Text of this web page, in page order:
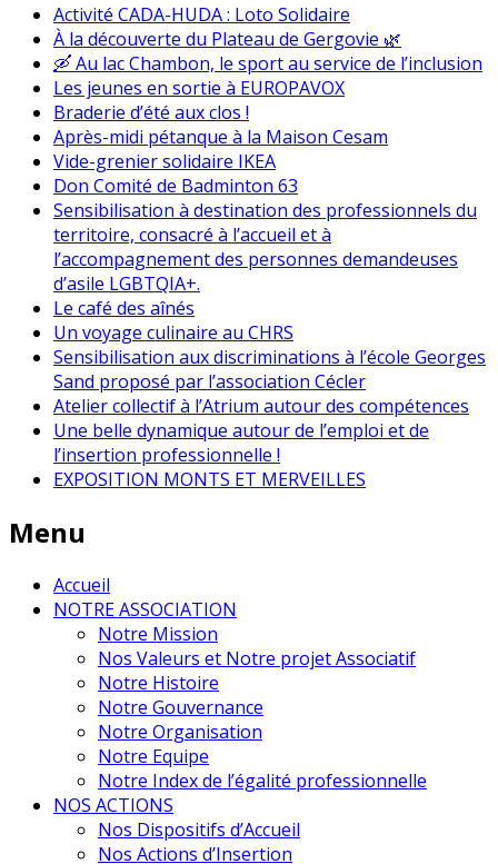
Activité CADA-HUDA : Loto Solidaire
À la découverte du Plateau de Gergovie 🌿
🛶 Au lac Chambon, le sport au service de l’inclusion
Les jeunes en sortie à EUROPAVOX
Braderie d’été aux clos !
Après-midi pétanque à la Maison Cesam
Vide-grenier solidaire IKEA
Don Comité de Badminton 63
Sensibilisation à destination des professionnels du
territoire, consacré à l’accueil et à
l’accompagnement des personnes demandeuses
d’asile LGBTQIA+.
Le café des aînés
Un voyage culinaire au CHRS
Sensibilisation aux discriminations à l’école Georges
Sand proposé par l’association Cécler
Atelier collectif à l’Atrium autour des compétences
Une belle dynamique autour de l’emploi et de
l’insertion professionnelle !
EXPOSITION MONTS ET MERVEILLES
Menu
Accueil
NOTRE ASSOCIATION
Notre Mission
Nos Valeurs et Notre projet Associatif
Notre Histoire
Notre Gouvernance
Notre Organisation
Notre Equipe
Notre Index de l’égalité professionnelle
NOS ACTIONS
Nos Dispositifs d’Accueil
Nos Actions d’Insertion